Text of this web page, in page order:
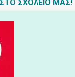
ΣΧΟΛΕΙΟ ΜΑΣ!